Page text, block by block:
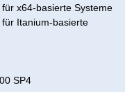
x64-basierte Systeme
Itanium-basierte
SP4